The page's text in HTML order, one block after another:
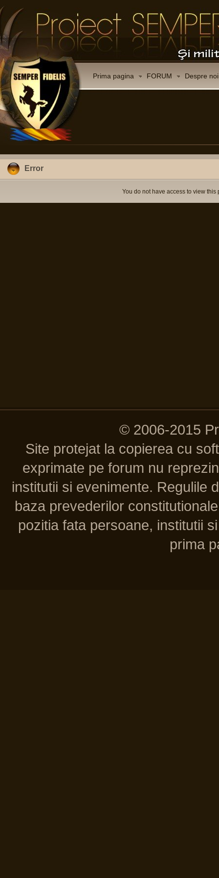
Prima pagina FORUM Despre noi
Error
You do not have access to view this
© 2006-2015
Site protejat la copierea cu
exprimate pe forum nu
institutii si evenimente. Regulile
baza prevederilor
pozitia fata persoane, institutii
prima